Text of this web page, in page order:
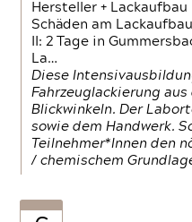
Hersteller +
Schäden am
II: 2 Tage in
La…
Diese
Fahrzeuglackierung
Blickwinkeln. Der
sowie dem Handwerk.
Teilnehmer*Innen den
/ chemischem